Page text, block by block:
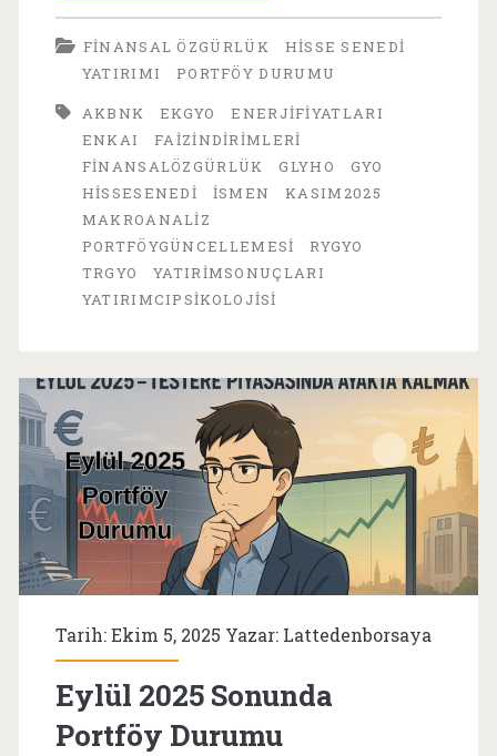
2025
Sonunda
Durumu
FINANSAL ÖZGÜRLÜK
HISSE SENEDI
YATIRIMI
PORTFÖY DURUMU
AKBNK
EKGYO
ENERJIFIYATLARI
ENKAI
FAIZINDIRIMLERI
FINANSALÖZGÜRLÜK
GLYHO
GYO
HISSESENEDI
ISMEN
KASIM2025
MAKROANALIZ
PORTFÖYGÜNCELLEMESI
RYGYO
TRGYO
YATIRIMSONUÇLARI
YATIRIMCIPSIKOLOJISI
Tarih: Ekim 5, 2025 Yazar: Lattedenborsaya
Eylül 2025 Sonunda
Portföy Durumu